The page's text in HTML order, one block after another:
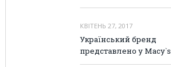
КВІТЕНЬ 27, 2017
Український бренд
представлено у Macy`s